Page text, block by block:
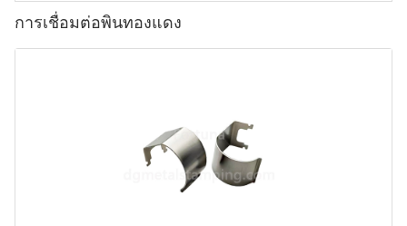
การเชื่อมต่อพินทองแดง